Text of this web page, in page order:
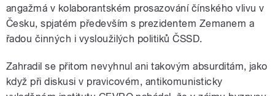
angažmá v kolaborantském prosazování čínského vlivu v
Česku, spjatém především s prezidentem Zemanem a
řadou činných i vysloužilých politiků ČSSD.
Zahradil se přitom nevyhnul ani takovým absurditám, jako
když při diskusi v pravicovém, antikomunisticky